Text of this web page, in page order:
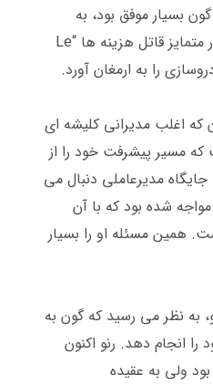
بسیار موفق بود، به
قاتل هزینه ها “Le
را به ارمغان آورد.
اغلب مدیرانی کلیشه ای
مسیر پیشرفت خود را از
مدیرعاملی دنبال می
مواجه شده بود که با آن
. همین مسئله او را بسیار
به نظر می رسید که گون به
را انجام دهد. رنو اکنون
ولی به عقیده